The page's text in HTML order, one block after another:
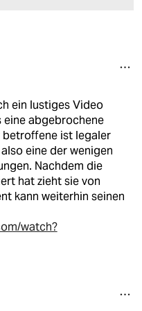
ein lustiges Video
abgebrochene
betroffene ist legaler
eine der wenigen
Nachdem die
hat zieht sie von
kann weiterhin seinen
watch?